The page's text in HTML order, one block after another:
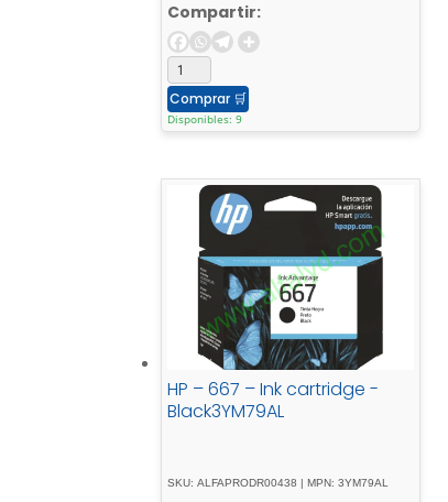
Compartir:
Comprar 🛒
Disponibles: 9
HP – 667 – Ink cartridge -
Black3YM79AL
SKU: ALFAPRODR00438 | MPN: 3YM79AL